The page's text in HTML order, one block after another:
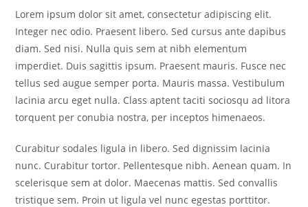
Lorem ipsum dolor sit amet, consectetur adipiscing elit.
Integer nec odio. Praesent libero. Sed cursus ante dapibus
diam. Sed nisi. Nulla quis sem at nibh elementum
imperdiet. Duis sagittis ipsum. Praesent mauris. Fusce nec
tellus sed augue semper porta. Mauris massa. Vestibulum
lacinia arcu eget nulla. Class aptent taciti sociosqu ad litora
torquent per conubia nostra, per inceptos himenaeos.
Curabitur sodales ligula in libero. Sed dignissim lacinia
nunc. Curabitur tortor. Pellentesque nibh. Aenean quam. In
scelerisque sem at dolor. Maecenas mattis. Sed convallis
tristique sem. Proin ut ligula vel nunc egestas porttitor.